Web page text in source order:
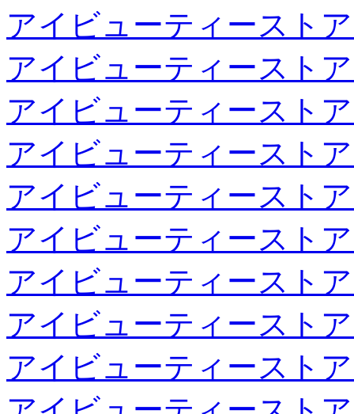
アイビューティースト
アイビューティースト
アイビューティースト
アイビューティースト
アイビューティースト
アイビューティースト
アイビューティースト
アイビューティースト
アイビューティースト